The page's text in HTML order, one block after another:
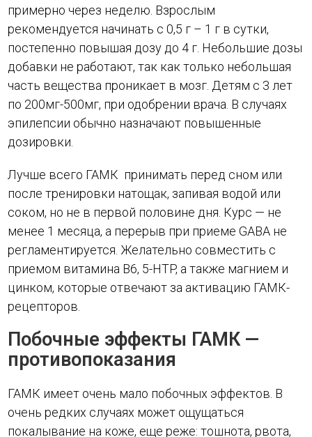
примерно через неделю. Взрослым
рекомендуется начинать с 0,5 г – 1 г в сутки,
постепенно повышая дозу до 4 г. Небольшие дозы
добавки не работают, так как только небольшая
часть вещества проникает в мозг. Детям с 3 лет
по 200мг-500мг, при одобрении врача. В случаях
эпилепсии обычно назначают повышенные
дозировки.
Лучше всего ГАМК принимать перед сном или
после тренировки натощак, запивая водой или
соком, но не в первой половине дня. Курс — не
менее 1 месяца, а перерыв при приеме GABA не
регламентируется. Желательно совместить с
приемом витамина В6, 5-HTP, а также магнием и
цинком, которые отвечают за активацию ГАМК-
рецепторов.
Побочные эффекты ГАМК —
противопоказания
ГАМК имеет очень мало побочных эффектов. В
очень редких случаях может ощущаться
покалывание на коже, еще реже: тошнота, рвота,